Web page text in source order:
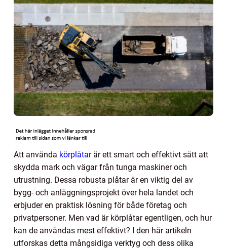
Att använda körplåtarär ett smart och effektivt sätt att
skydda mark och vägar från tunga maskiner och
utrustning. Dessa robusta plåtar är en viktig del av
bygg- och anläggningsprojekt över hela landet och
erbjuder en praktisk lösning för både företag och
privatpersoner. Men vad är körplåtar egentligen, och hur
kan de användas mest effektivt? I den här artikeln
utforskas detta mångsidiga verktyg och dess olika